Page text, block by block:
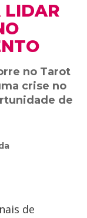
LIDAR
no Tarot
crise no
de
de